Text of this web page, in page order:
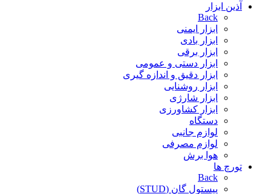
آذین ابزار
Back
ابزار ایمنی
ابزار بادی
ابزار برقی
ابزار دستی و عمومی
ابزار دقیق و اندازه گیری
ابزار روشنایی
ابزار شارژی
ابزار کشاورزی
دستگاه
لوازم جانبی
لوازم مصرفی
هوا برش
تورچ ها
Back
پیستول گان (STUD)